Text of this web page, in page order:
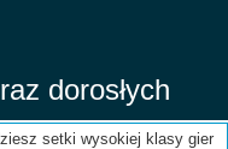
dorosłych
setki wysokiej klasy gier